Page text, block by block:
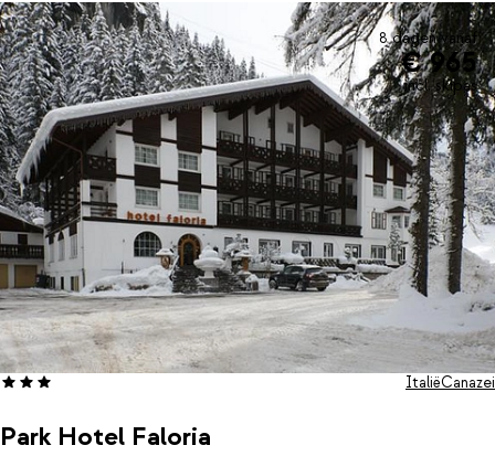
van een ander gerecht. Bij Hotel Engel draait wintersport niet
alleen om skiën, maar ook om genieten.
8 dagen vanaf
€ 965
incl. skipas
Park Hotel Faloria
ItaliëCanazei